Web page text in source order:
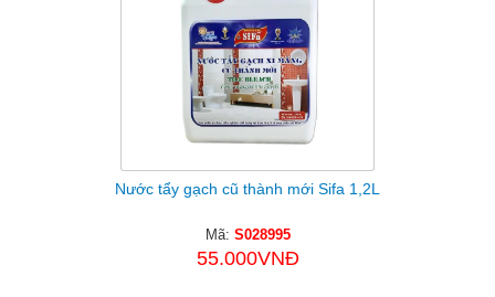
Nước tẩy gạch cũ thành mới Sifa 1,2L
Mã: S028995
55.000VNĐ